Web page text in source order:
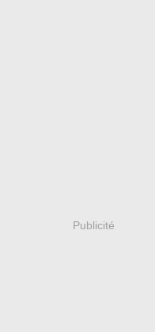
Publicité